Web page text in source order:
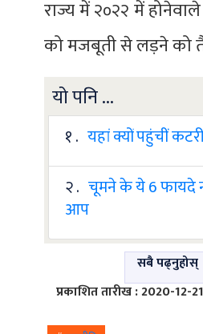
राज्य में २०२२ में
को मजबूती से लड़ने को
यो पनि ...
१ . यहां क्यों पहुंचीं
२ . चूमने के ये 6 फायदे
आप
सबै पढ्नुहोस्
प्रकाशित तारीख : 2020-12-